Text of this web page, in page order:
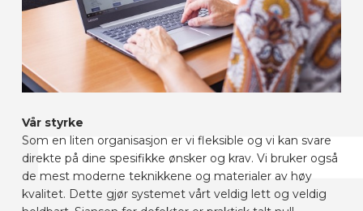
Vår styrke
Som en liten organisasjon er vi fleksible og vi kan svare
direkte på dine spesifikke ønsker og krav. Vi bruker også
de mest moderne teknikkene og materialer av høy
kvalitet. Dette gjør systemet vårt veldig lett og veldig